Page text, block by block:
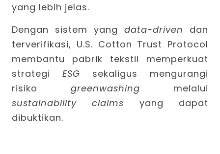
yang lebih jelas.
Dengan sistem yang data-driven dan
terverifikasi, U.S. Cotton Trust Protocol
membantu pabrik tekstil memperkuat
strategi ESG sekaligus mengurangi
risiko greenwashing melalui
sustainability claims yang dapat
dibuktikan.